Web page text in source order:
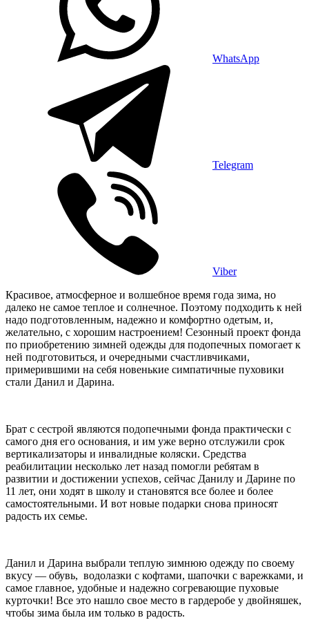
WhatsApp
Telegram
Viber
Красивое, атмосферное и волшебное время года зима, но
далеко не самое теплое и солнечное. Поэтому подходить к ней
надо подготовленным, надежно и комфортно одетым, и,
желательно, с хорошим настроением! Сезонный проект фонда
по приобретению зимней одежды для подопечных помогает к
ней подготовиться, и очередными счастливчиками,
примерившими на себя новенькие симпатичные пуховики
стали Данил и Дарина.
Брат с сестрой являются подопечными фонда практически с
самого дня его основания, и им уже верно отслужили срок
вертикализаторы и инвалидные коляски. Средства
реабилитации несколько лет назад помогли ребятам в
развитии и достижении успехов, сейчас Данилу и Дарине по
11 лет, они ходят в школу и становятся все более и более
самостоятельными. И вот новые подарки снова приносят
радость их семье.
Данил и Дарина выбрали теплую зимнюю одежду по своему
вкусу — обувь, водолазки с кофтами, шапочки с варежками, и
самое главное, удобные и надежно согревающие пуховые
курточки! Все это нашло свое место в гардеробе у двойняшек,
чтобы зима была им только в радость.